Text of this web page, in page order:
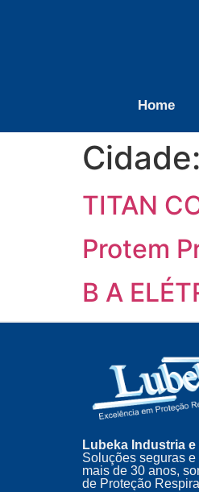
Home
Cidade:
TITAN
Protem
B A
Lubeka Industria
Soluções seguras
mais de 30 anos,
de Proteção